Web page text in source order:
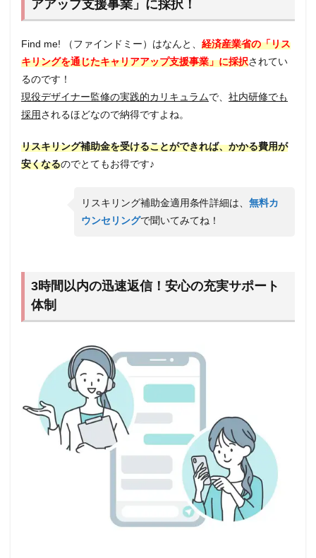
アアップ支援事業」に採択！
Find me! （ファインドミー）はなんと、 経済産業省の「リス
キリングを通じたキャリアアップ支援事業」に採択されてい
るのです！
現役デザイナー監修の実践的カリキュラムで、 社内研修でも
採用されるほどなので納得ですよね。
リスキリング補助金を受けることができれば、かかる費用が
安くなるのでとてもお得です♪
リスキリング補助金適用条件詳細は、 無料カ
ウンセリングで聞いてみてね！
3時間以内の迅速返信！安心の充実サポート
体制